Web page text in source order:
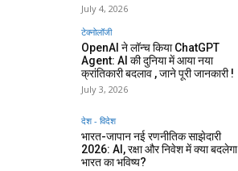
July 4, 2026
टेक्नोलॉजी
OpenAI ने लॉन्च किया ChatGPT
Agent: AI की दुनिया में आया नया
क्रांतिकारी बदलाव , जाने पूरी जानकारी !
July 3, 2026
देश - विदेश
भारत-जापान नई रणनीतिक साझेदारी
2026: AI, रक्षा और निवेश में क्या बदलेगा
भारत का भविष्य?